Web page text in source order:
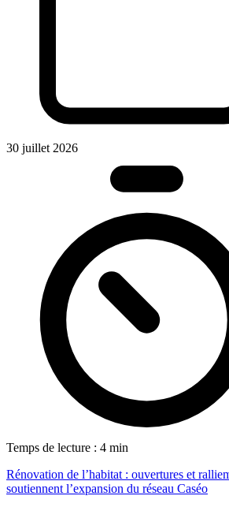
30 juillet 2026
Temps de lecture : 4 min
Rénovation de l’habitat : ouvertures et
soutiennent l’expansion du réseau Caséo